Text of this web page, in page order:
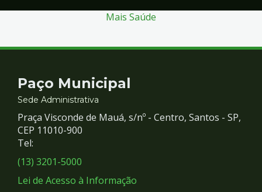
Mais Saúde
Contato
e
Redes
Sociais
Paço Municipal
Sede Administrativa
Praça Visconde de Mauá, s/nº - Centro, Santos - SP,
CEP 11010-900
Tel:
(13) 3201-5000
Lei de Acesso à Informação